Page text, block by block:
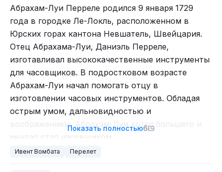
Абрахам-Луи Перреле родился 9 января 1729
года в городке Ле-Локль, расположенном в
Юрских горах кантона Невшатель, Швейцария.
Отец Абрахама-Луи, Даниэль Перреле,
изготавливал высококачественные инструменты
для часовщиков. В подростковом возрасте
Абрахам-Луи начал помогать отцу в
изготовлении часовых инструментов. Обладая
острым умом, дальновидностью и
воображением, Абрахам-Луи хотел большего и
Показать полностью6
Ивент Вомбата Перелет